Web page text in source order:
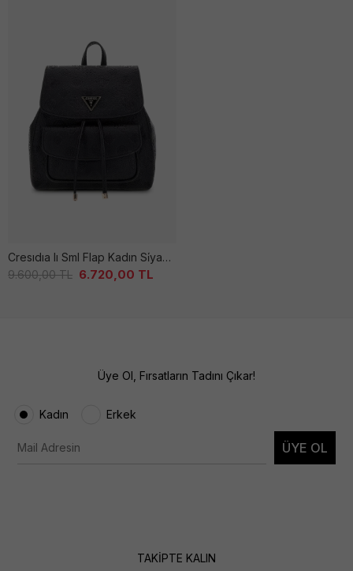
Cresıdıa Iı Sml Flap Kadın Si̇yah Çanta
9.600,00TL 6.720,00 TL
Üye Ol, Fırsatların Tadını Çıkar!
Kadın Erkek
ÜYE OL
TAKİPTE KALIN